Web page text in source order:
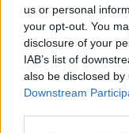
us or personal
your opt-out. You
disclosure of your
IAB’s list of
also be disclosed
Downstream